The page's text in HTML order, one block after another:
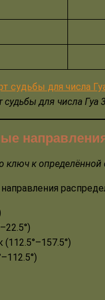
для числа Гуа 3
ключ к